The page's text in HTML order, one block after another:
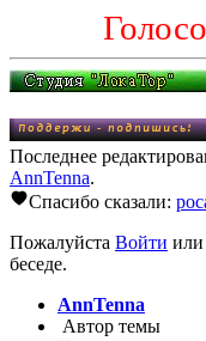
Последнее
AnnTenna.
Спасибо сказали:
Пожалуйста Войти или
беседе.
AnnTenna
Автор темы